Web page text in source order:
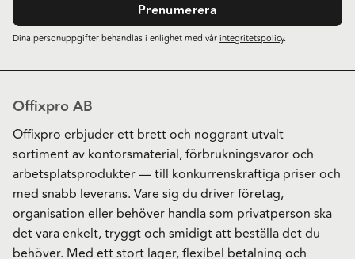
Prenumerera
Dina personuppgifter behandlas i enlighet med vårintegritetspolicy.
Offixpro AB
Offixpro erbjuder ett brett och noggrant utvalt
sortiment av kontorsmaterial, förbrukningsvaror och
arbetsplatsprodukter — till konkurrenskraftiga priser och
med snabb leverans. Vare sig du driver företag,
organisation eller behöver handla som privatperson ska
det vara enkelt, tryggt och smidigt att beställa det du
behöver. Med ett stort lager, flexibel betalning och